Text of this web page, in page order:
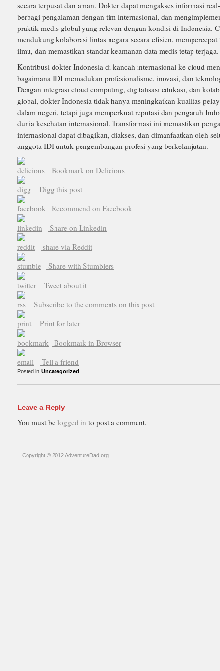
secara terpusat dan aman. Dokter dapat mengakses informasi
berbagi pengalaman dengan tim internasional, dan
praktik medis global yang relevan dengan kondisi di Indonesia.
mendukung kolaborasi lintas negara secara efisien, mempercepat
ilmu, dan memastikan standar keamanan data medis tetap terjaga.
Kontribusi dokter Indonesia di kancah internasional ke cloud
bagaimana IDI memadukan profesionalisme, inovasi, dan
Dengan integrasi cloud computing, digitalisasi edukasi, dan
global, dokter Indonesia tidak hanya meningkatkan kualitas
dalam negeri, tetapi juga memperkuat reputasi dan pengaruh
dunia kesehatan internasional. Transformasi ini memastikan
internasional dapat dibagikan, diakses, dan dimanfaatkan oleh
anggota IDI untuk pengembangan profesi yang berkelanjutan.
Bookmark on Delicious
Digg this post
Recommend on Facebook
Share on Linkedin
share via Reddit
Share with Stumblers
Tweet about it
Subscribe to the comments on this post
Print for later
Bookmark in Browser
Tell a friend
Posted in Uncategorized
Leave a Reply
You must be logged in to post a comment.
Copyright © 2012 AdventureDad.org